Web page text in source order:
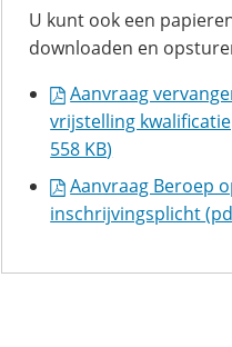
U kunt ook een
downloaden en
Aanvraag
vrijstelling
558 KB)
Aanvraag Beroep
inschrijvingsplicht